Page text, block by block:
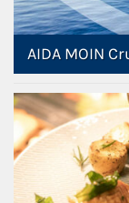
AIDA MOIN